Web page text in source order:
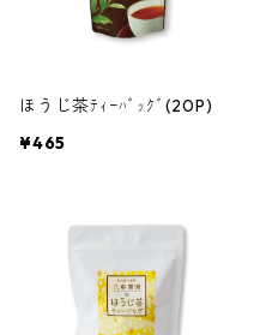
ほうじ茶ﾃｨｰﾊﾞｯｸﾞ(20P)
¥465